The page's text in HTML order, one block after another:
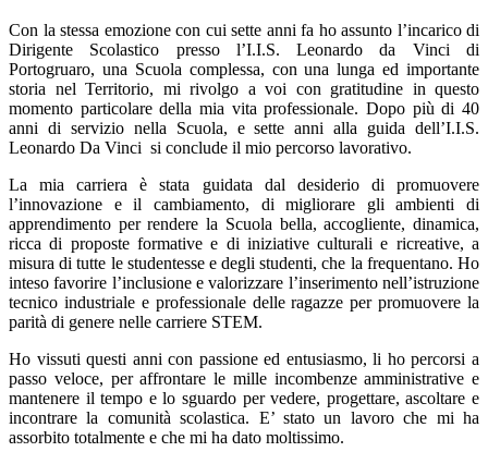
Con la stessa emozione con cui sette anni fa ho assunto l’incarico di
Dirigente Scolastico presso l’I.I.S. Leonardo da Vinci di
Portogruaro, una Scuola complessa, con una lunga ed importante
storia nel Territorio, mi rivolgo a voi con gratitudine in questo
momento particolare della mia vita professionale. Dopo più di 40
anni di servizio nella Scuola, e sette anni alla guida dell’I.I.S.
Leonardo Da Vinci si conclude il mio percorso lavorativo.
La mia carriera è stata guidata dal desiderio di promuovere
l’innovazione e il cambiamento, di migliorare gli ambienti di
apprendimento per rendere la Scuola bella, accogliente, dinamica,
ricca di proposte formative e di iniziative culturali e ricreative, a
misura di tutte le studentesse e degli studenti, che la frequentano. Ho
inteso favorire l’inclusione e valorizzare l’inserimento nell’istruzione
tecnico industriale e professionale delle ragazze per promuovere la
parità di genere nelle carriere STEM.
Ho vissuti questi anni con passione ed entusiasmo, li ho percorsi a
passo veloce, per affrontare le mille incombenze amministrative e
mantenere il tempo e lo sguardo per vedere, progettare, ascoltare e
incontrare la comunità scolastica. E’ stato un lavoro che mi ha
assorbito totalmente e che mi ha dato moltissimo.